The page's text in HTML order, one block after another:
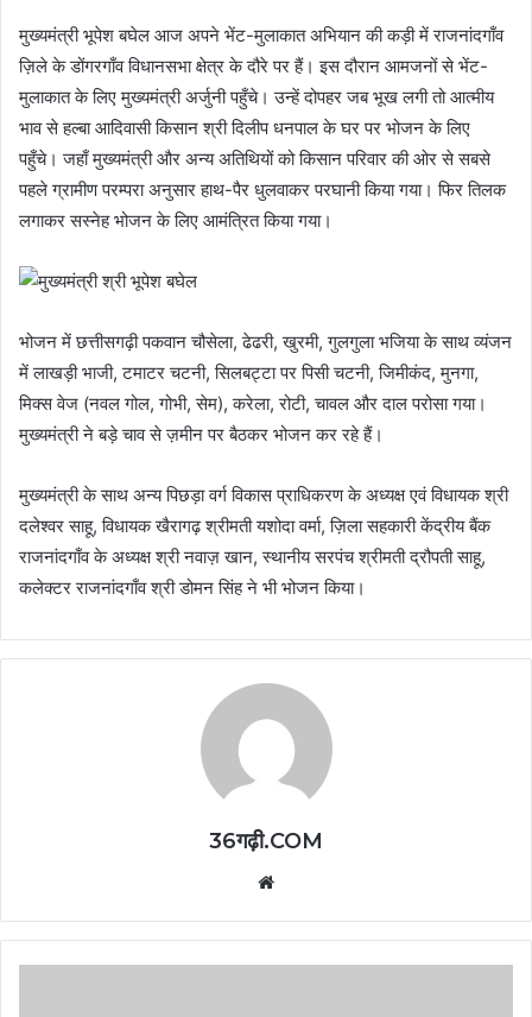
मुख्यमंत्री भूपेश बघेल आज अपने भेंट-मुलाकात अभियान की कड़ी में राजनांदगाँव
ज़िले के डोंगरगाँव विधानसभा क्षेत्र के दौरे पर हैं। इस दौरान आमजनों से भेंट-
मुलाकात के लिए मुख्यमंत्री अर्जुनी पहुँचे। उन्हें दोपहर जब भूख लगी तो आत्मीय
भाव से हल्बा आदिवासी किसान श्री दिलीप धनपाल के घर पर भोजन के लिए
पहुँचे। जहाँ मुख्यमंत्री और अन्य अतिथियों को किसान परिवार की ओर से सबसे
पहले ग्रामीण परम्परा अनुसार हाथ-पैर धुलवाकर परघानी किया गया। फिर तिलक
लगाकर सस्नेह भोजन के लिए आमंत्रित किया गया।
भोजन में छत्तीसगढ़ी पकवान चौसेला, ढेढरी, खुरमी, गुलगुला भजिया के साथ व्यंजन
में लाखड़ी भाजी, टमाटर चटनी, सिलबट्टा पर पिसी चटनी, जिमीकंद, मुनगा,
मिक्स वेज (नवल गोल, गोभी, सेम), करेला, रोटी, चावल और दाल परोसा गया।
मुख्यमंत्री ने बड़े चाव से ज़मीन पर बैठकर भोजन कर रहे हैं।
मुख्यमंत्री के साथ अन्य पिछड़ा वर्ग विकास प्राधिकरण के अध्यक्ष एवं विधायक श्री
दलेश्वर साहू, विधायक खैरागढ़ श्रीमती यशोदा वर्मा, ज़िला सहकारी केंद्रीय बैंक
राजनांदगाँव के अध्यक्ष श्री नवाज़ खान, स्थानीय सरपंच श्रीमती द्रौपती साहू,
कलेक्टर राजनांदगाँव श्री डोमन सिंह ने भी भोजन किया।
36गढ़ी.COM